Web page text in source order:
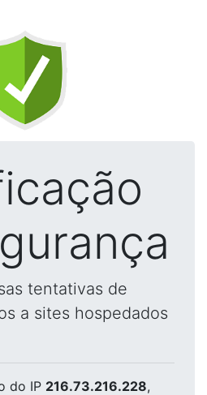
tentativas de
a sites hospedados
do IP 216.73.216.228,